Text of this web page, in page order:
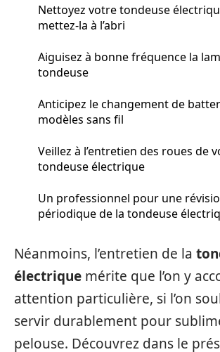
Nettoyez votre tondeuse
mettez-la à l’abri
Aiguisez à bonne fréquence la
tondeuse
Anticipez le changement de
modèles sans fil
Veillez à l’entretien des roues de
tondeuse électrique
Un professionnel pour une
périodique de la tondeuse
Néanmoins, l’entretien de la
électrique mérite que l’on y
attention particulière, si l’on
servir durablement pour
pelouse. Découvrez dans le